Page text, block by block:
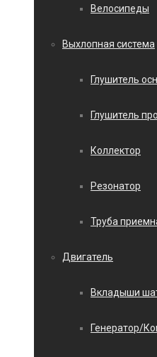
Велосипеды
Выхлопная система
Глушитель
Глушитель
Коллектор
Резонатор
Труба
Двигатель
Вкладыши
Генератор/